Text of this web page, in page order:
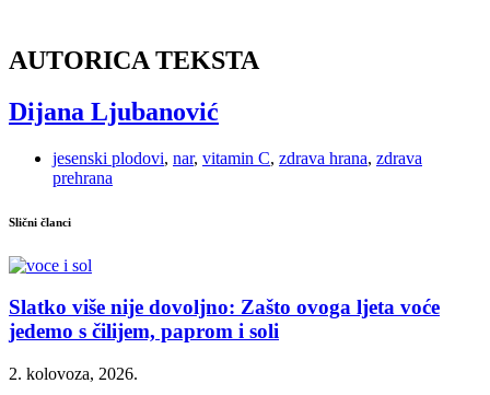
AUTORICA TEKSTA
Dijana Ljubanović
jesenski plodovi, nar, vitamin C, zdrava hrana, zdrava
prehrana
Slični članci
Slatko više nije dovoljno: Zašto ovoga ljeta voće
jedemo s čilijem, paprom i soli
2. kolovoza, 2026.